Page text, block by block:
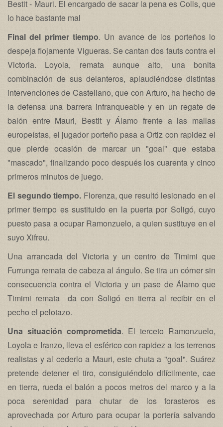
Bestit - Mauri. El encargado de sacar la pena es Colls, que
lo hace bastante mal
Final del primer tiempo. Un avance de los porteños lo
despeja flojamente Vigueras. Se cantan dos fauts contra el
Victoria. Loyola, remata aunque alto, una bonita
combinación de sus delanteros, aplaudiéndose distintas
intervenciones de Castellano, que con Arturo, ha hecho de
la defensa una barrera infranqueable y en un regate de
balón entre Mauri, Bestit y Álamo frente a las mallas
europeístas, el jugador porteño pasa a Ortiz con rapidez el
que pierde ocasión de marcar un "goal" que estaba
"mascado", finalizando poco después los cuarenta y cinco
primeros minutos de juego.
El segundo tiempo. Florenza, que resultó lesionado en el
primer tiempo es sustituido en la puerta por Soligó, cuyo
puesto pasa a ocupar Ramonzuelo, a quien sustituye en el
suyo Xifreu.
Una arrancada del Victoria y un centro de Timimi que
Furrunga remata de cabeza al ángulo. Se tira un córner sin
consecuencia contra el Victoria y un pase de Álamo que
Timimi remata da con Soligó en tierra al recibir en el
pecho el pelotazo.
Una situación comprometida. El terceto Ramonzuelo,
Loyola e Iranzo, lleva el esférico con rapidez a los terrenos
realistas y al cederlo a Mauri, este chuta a "goal". Suárez
pretende detener el tiro, consiguiéndolo difícilmente, cae
en tierra, rueda el balón a pocos metros del marco y a la
poca serenidad para chutar de los forasteros es
aprovechada por Arturo para ocupar la portería salvando